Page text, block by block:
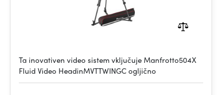
Ta inovativen video sistem vključuje Manfrotto504X
Fluid Video HeadinMVTTWINGC ogljično